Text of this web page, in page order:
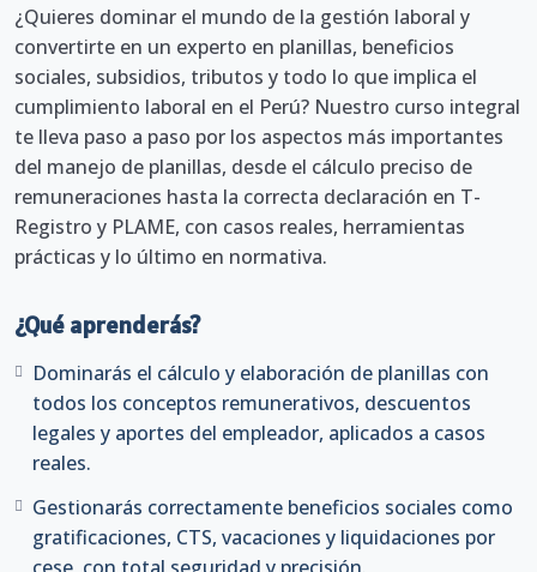
¿Quieres dominar el mundo de la gestión laboral y
convertirte en un experto en planillas, beneficios
sociales, subsidios, tributos y todo lo que implica el
cumplimiento laboral en el Perú? Nuestro curso integral
te lleva paso a paso por los aspectos más importantes
del manejo de planillas, desde el cálculo preciso de
remuneraciones hasta la correcta declaración en T-
Registro y PLAME, con casos reales, herramientas
prácticas y lo último en normativa.
¿Qué aprenderás?
Dominarás el cálculo y elaboración de planillas con
todos los conceptos remunerativos, descuentos
legales y aportes del empleador, aplicados a casos
reales.
Gestionarás correctamente beneficios sociales como
gratificaciones, CTS, vacaciones y liquidaciones por